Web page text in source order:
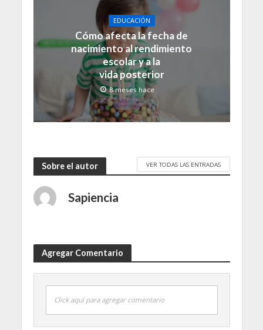
EDUCACIÓN
Cómo afecta la fecha de
nacimiento al rendimiento
escolar y a la
vida posterior
8 meses hace
Sobre el autor VER TODAS LAS ENTRADAS
Sapiencia
Agregar Comentario
Click aquí para agregar comentario